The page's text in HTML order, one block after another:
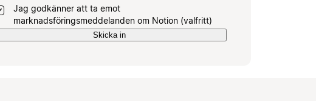
Jag godkänner att ta emot
marknadsföringsmeddelanden om Notion (valfritt)
Skicka in